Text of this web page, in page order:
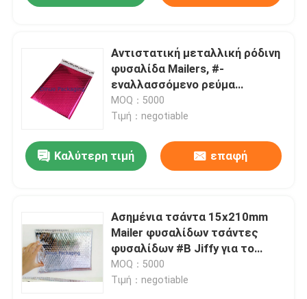
Αντιστατική μεταλλική ρόδινη
φυσαλίδα Mailers, #-
εναλλασσόμενο ρεύμα
τσαντών 135x210
περικαλυμμάτων φυσαλίδων
MOQ：5000
Τιμή：negotiable
Καλύτερη τιμή επαφή
Ασημένια τσάντα 15x210mm
Mailer φυσαλίδων τσάντες
φυσαλίδων #B Jiffy για το
πετρέλαιο μεταφορών
ανθεκτικό
MOQ：5000
Τιμή：negotiable